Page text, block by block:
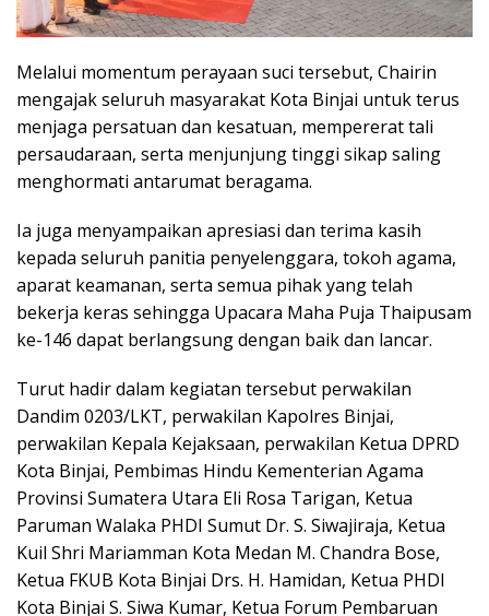
Melalui momentum perayaan suci tersebut, Chairin
mengajak seluruh masyarakat Kota Binjai untuk terus
menjaga persatuan dan kesatuan, mempererat tali
persaudaraan, serta menjunjung tinggi sikap saling
menghormati antarumat beragama.
Ia juga menyampaikan apresiasi dan terima kasih
kepada seluruh panitia penyelenggara, tokoh agama,
aparat keamanan, serta semua pihak yang telah
bekerja keras sehingga Upacara Maha Puja Thaipusam
ke-146 dapat berlangsung dengan baik dan lancar.
Turut hadir dalam kegiatan tersebut perwakilan
Dandim 0203/LKT, perwakilan Kapolres Binjai,
perwakilan Kepala Kejaksaan, perwakilan Ketua DPRD
Kota Binjai, Pembimas Hindu Kementerian Agama
Provinsi Sumatera Utara Eli Rosa Tarigan, Ketua
Paruman Walaka PHDI Sumut Dr. S. Siwajiraja, Ketua
Kuil Shri Mariamman Kota Medan M. Chandra Bose,
Ketua FKUB Kota Binjai Drs. H. Hamidan, Ketua PHDI
Kota Binjai S. Siwa Kumar, Ketua Forum Pembaruan